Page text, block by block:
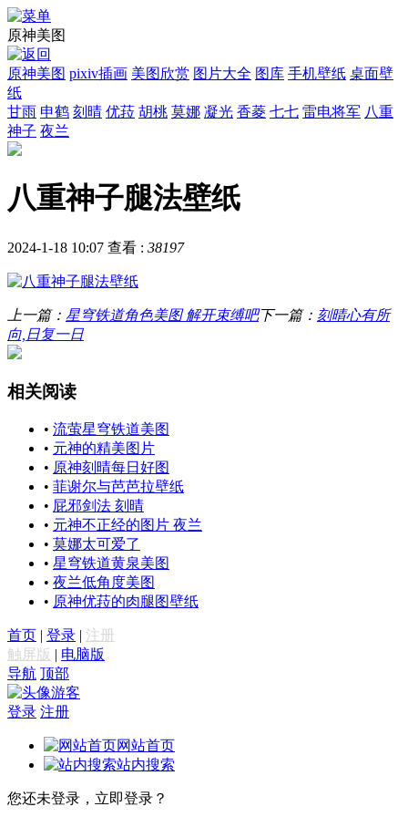
原神美图
原神美图 pixiv插画 美图欣赏 图片大全 图库 手机壁纸 桌面壁
纸
甘雨 申鹤 刻晴 优菈 胡桃 莫娜 凝光 香菱 七七 雷电将军 八重
神子 夜兰
八重神子腿法壁纸
2024-1-18 10:07 查看 : 38197
上一篇： 星穹铁道角色美图 解开束缚吧下一篇： 刻晴心有所
向,日复一日
相关阅读
• 流萤星穹铁道美图
• 元神的精美图片
• 原神刻晴每日好图
• 菲谢尔与芭芭拉壁纸
• 屁邪剑法 刻晴
• 元神不正经的图片 夜兰
• 莫娜太可爱了
• 星穹铁道黄泉美图
• 夜兰低角度美图
• 原神优菈的肉腿图壁纸
首页 | 登录 | 注册
触屏版 | 电脑版
导航 顶部
游客
登录 注册
网站首页
站内搜索
您还未登录，立即登录？